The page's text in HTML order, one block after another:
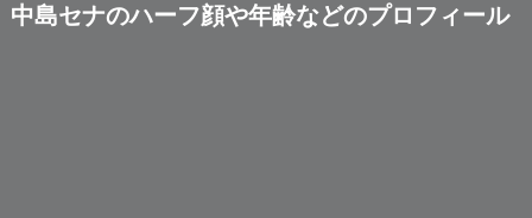
中島セナのハーフ顔や年齢などのプロフィール